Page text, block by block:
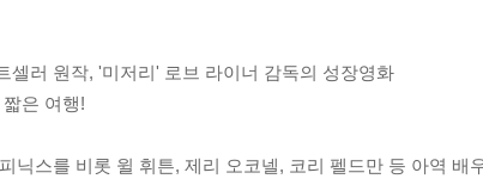
셀러 원작, '미저리' 로브 라이너 감독의 성장영화
은 여행!
닉스를 비롯 윌 휘튼, 제리 오코넬, 코리 펠드만 등 아역 배